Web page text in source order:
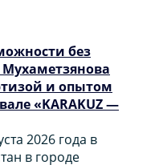
без
и опытом
«KARAKUZ —
2026 года в
в городе